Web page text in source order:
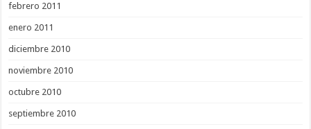
febrero 2011
enero 2011
diciembre 2010
noviembre 2010
octubre 2010
septiembre 2010